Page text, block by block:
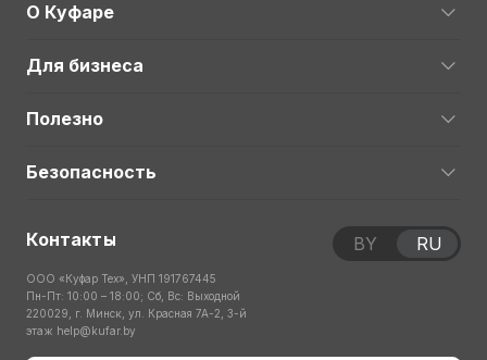
О Куфаре
Для бизнеса
Полезно
Безопасность
Контакты
ООО «Куфар Тех», УНП 191767445
Пн-Пт: 10:00 – 18:00; Сб, Вс: Выходной
220029, г. Минск, ул. Красная 7А-2, 3-й
этаж help@kufar.by
BY RU